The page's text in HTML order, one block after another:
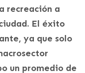
recreación a
El éxito
ya que solo
un promedio de